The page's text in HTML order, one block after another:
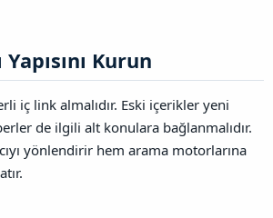
Kurun​
iç link almalıdır. Eski içerikler yeni
de ilgili alt konulara bağlanmalıdır.
yönlendirir hem arama motorlarına